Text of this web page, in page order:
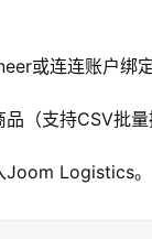
或连连账户绑
（支持CSV批量
Joom Logistics。